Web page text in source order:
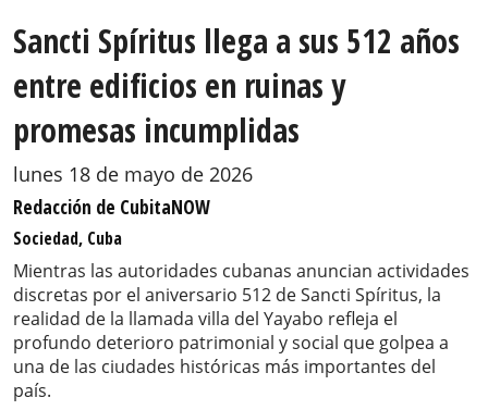
Sancti Spíritus llega a sus 512 años
entre edificios en ruinas y
promesas incumplidas
lunes 18 de mayo de 2026
Redacción de CubitaNOW
Sociedad, Cuba
Mientras las autoridades cubanas anuncian actividades
discretas por el aniversario 512 de Sancti Spíritus, la
realidad de la llamada villa del Yayabo refleja el
profundo deterioro patrimonial y social que golpea a
una de las ciudades históricas más importantes del
país.